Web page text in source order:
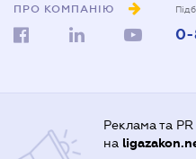
ПРО КОМПАНІЮ
0-
Реклама та PR
на